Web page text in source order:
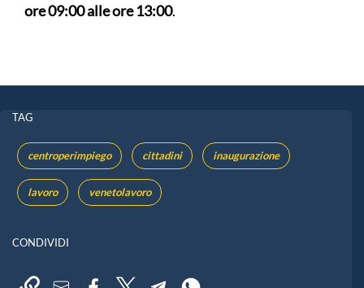
ore 09:00 alle ore 13:00.
TAG
centroperimpiego cittadini inaugurazione
lavoro venetolavoro
CONDIVIDI